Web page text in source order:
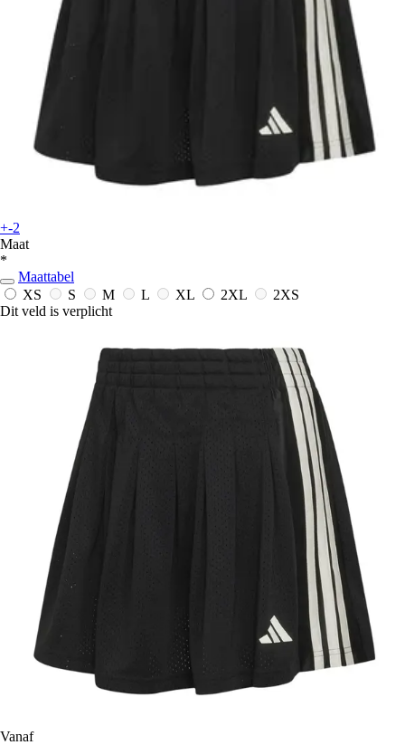
+-2
Maat
*
Maattabel
XS
S M L XL 2XL
2XS
Dit veld is verplicht
Vanaf